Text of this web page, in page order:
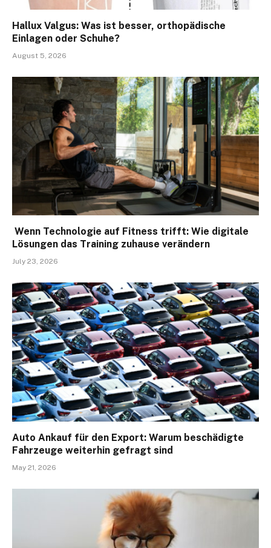
Hallux Valgus: Was ist besser, orthopädische
Einlagen oder Schuhe?
August 5, 2026
Wenn Technologie auf Fitness trifft: Wie digitale
Lösungen das Training zuhause verändern
July 23, 2026
Auto Ankauf für den Export: Warum beschädigte
Fahrzeuge weiterhin gefragt sind
May 21, 2026